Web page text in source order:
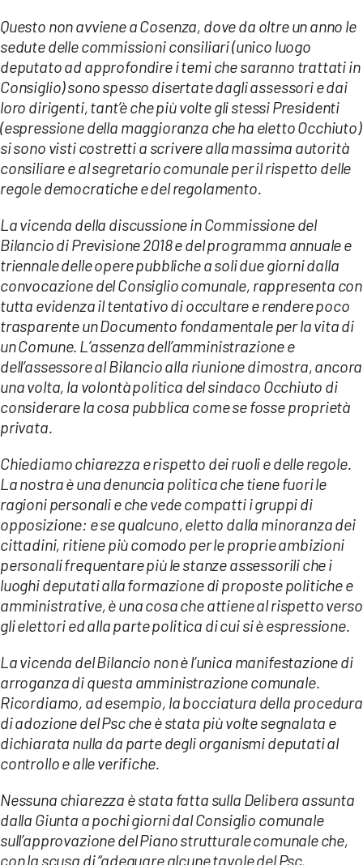
Questo non avviene a Cosenza, dove da oltre un anno le
sedute delle commissioni consiliari (unico luogo
deputato ad approfondire i temi che saranno trattati in
Consiglio) sono spesso disertate dagli assessori e dai
loro dirigenti, tant’è che più volte gli stessi Presidenti
(espressione della maggioranza che ha eletto Occhiuto)
si sono visti costretti a scrivere alla massima autorità
consiliare e al segretario comunale per il rispetto delle
regole democratiche e del regolamento.
La vicenda della discussione in Commissione del
Bilancio di Previsione 2018 e del programma annuale e
triennale delle opere pubbliche a soli due giorni dalla
convocazione del Consiglio comunale, rappresenta con
tutta evidenza il tentativo di occultare e rendere poco
trasparente un Documento fondamentale per la vita di
un Comune. L’assenza dell’amministrazione e
dell’assessore al Bilancio alla riunione dimostra, ancora
una volta, la volontà politica del sindaco Occhiuto di
considerare la cosa pubblica come se fosse proprietà
privata.
Chiediamo chiarezza e rispetto dei ruoli e delle regole.
La nostra è una denuncia politica che tiene fuori le
ragioni personali e che vede compatti i gruppi di
opposizione: e se qualcuno, eletto dalla minoranza dei
cittadini, ritiene più comodo per le proprie ambizioni
personali frequentare più le stanze assessorili che i
luoghi deputati alla formazione di proposte politiche e
amministrative, è una cosa che attiene al rispetto verso
gli elettori ed alla parte politica di cui si è espressione.
La vicenda del Bilancio non è l’unica manifestazione di
arroganza di questa amministrazione comunale.
Ricordiamo, ad esempio, la bocciatura della procedura
di adozione del Psc che è stata più volte segnalata e
dichiarata nulla da parte degli organismi deputati al
controllo e alle verifiche.
Nessuna chiarezza è stata fatta sulla Delibera assunta
dalla Giunta a pochi giorni dal Consiglio comunale
sull’approvazione del Piano strutturale comunale che,
con la scusa di “adeguare alcune tavole del Psc,